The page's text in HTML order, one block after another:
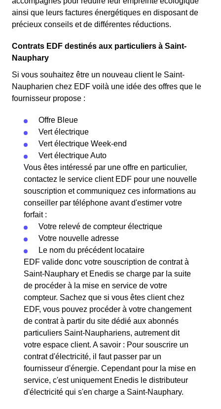
ainsi que leurs factures énergétiques en disposant de
précieux conseils et de différentes réductions.
Contrats EDF destinés aux particuliers à Saint-
Nauphary
Si vous souhaitez être un nouveau client le Saint-
Naupharien chez EDF voilà une idée des offres que le
fournisseur propose :
Offre Bleue
Vert électrique
Vert électrique Week-end
Vert électrique Auto
Vous êtes intéressé par une offre en particulier,
contactez le service client EDF pour une nouvelle
souscription et communiquez ces informations au
conseiller par téléphone avant d'estimer votre
forfait :
Votre relevé de compteur électrique
Votre nouvelle adresse
Le nom du précédent locataire
EDF valide donc votre souscription de contrat à
Saint-Nauphary et Enedis se charge par la suite
de procéder à la mise en service de votre
compteur. Sachez que si vous êtes client chez
EDF, vous pouvez procéder à votre changement
de contrat à partir du site dédié aux abonnés
particuliers Saint-Nauphariens, autrement dit
votre espace client. A savoir : Pour souscrire un
contrat d'électricité, il faut passer par un
fournisseur d'énergie. Cependant pour la mise en
service, c'est uniquement Enedis le distributeur
d'électricité qui s'en charge a Saint-Nauphary.